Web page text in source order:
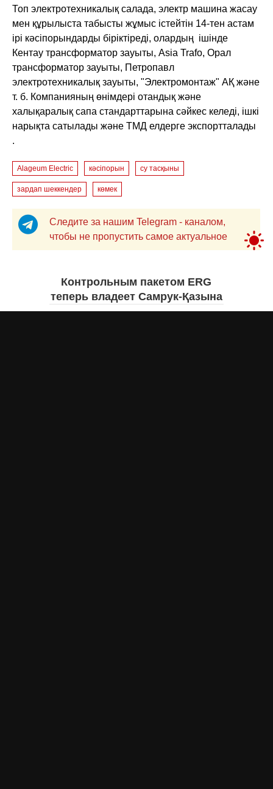
Топ электротехникалық салада, электр машина жасау
мен құрылыста табысты жұмыс істейтін 14-тен астам
ірі кәсіпорындарды біріктіреді, олардың ішінде
Кентау трансформатор зауыты, Asia Trafo, Орал
трансформатор зауыты, Петропавл
электротехникалық зауыты, "Электромонтаж" АҚ және
т. б. Компанияның өнімдері отандық және
халықаралық сапа стандарттарына сәйкес келеді, ішкі
нарықта сатылады және ТМД елдерге экспортталады
.
Alageum Electric кәсіпорын су тасқыны
зардап шеккендер көмек
Следите за нашим Telegram - каналом,
чтобы не пропустить самое актуальное
Контрольным пакетом ERG
теперь владеет Самрук-Қазына